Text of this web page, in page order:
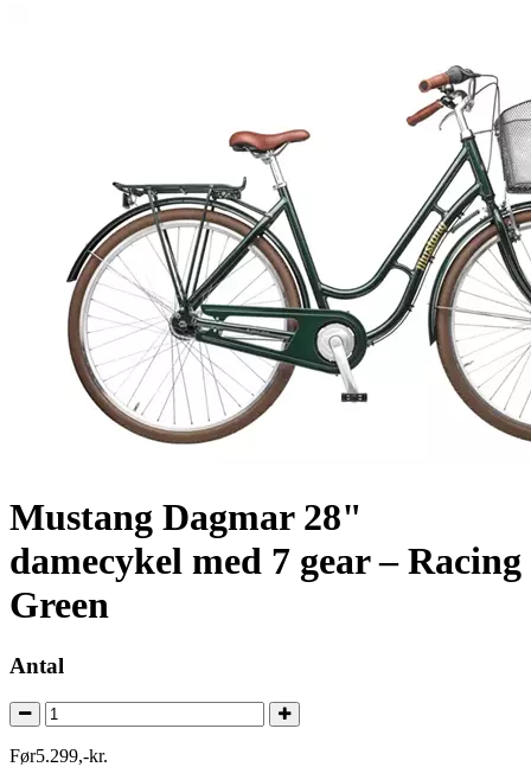
Mustang Dagmar 28"
damecykel med 7 gear – Racing
Green
Antal
Før5.299,-kr.